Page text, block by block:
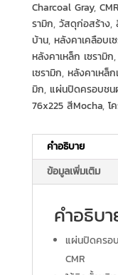
Charcoal Gray, CMR
รามิก, วัสดุก่อสร้าง,
บ้าน, หลังคาเคลือบเ
หลังคาเหล็ก เซรามิก,
เซรามิก, หลังคาเหล็ก
มิก, แผ่นปิดครอบชน
76x225 สีMocha, โ
คำอธิบาย
ข้อมูลเพิ่มเติม
คำอธิบ
แผ่นปิดครอ
CMR